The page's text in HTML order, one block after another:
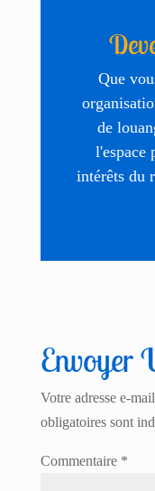
Que
de
l'espace
intérêts du
Envoyer
Votre adresse e-
obligatoires sont
Commentaire *